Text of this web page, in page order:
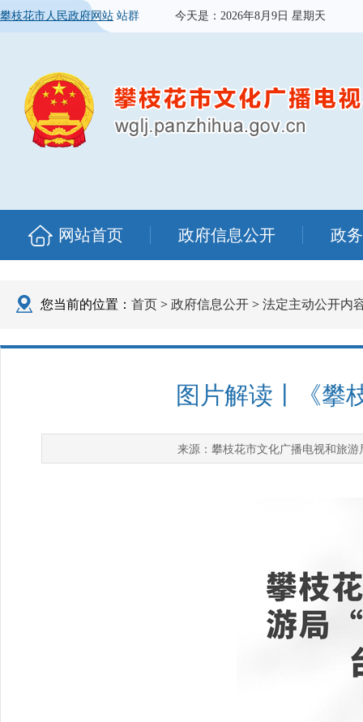
攀枝花市人民政府网站 站群 今天是： 2026年8月9日 星期天
网站首页 政府信息公开 政
您当前的位置： 首页 > 政府信息公开 > 法定主动公开内
图片解读丨《攀
来源： 攀枝花市文化广播电视和旅游